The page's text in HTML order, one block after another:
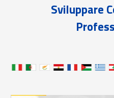
Sviluppare